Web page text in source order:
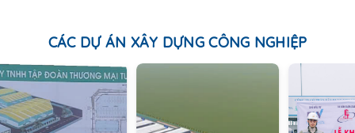
CÁC DỰ ÁN XÂY DỰNG CÔNG NGHIỆP